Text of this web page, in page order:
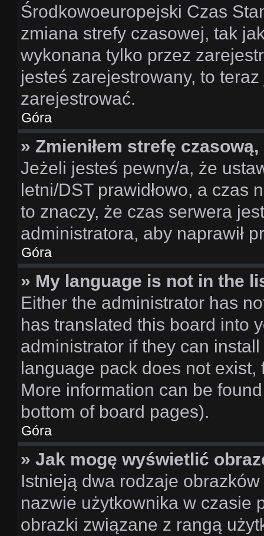
Środkowoeuropejski Czas
zmiana strefy czasowej, tak
wykonana tylko przez
jesteś zarejestrowany, to
zarejestrować.
Góra
» Zmieniłem strefę
Jeżeli jesteś pewny/a, że
letni/DST prawidłowo, a czas
to znaczy, że czas serwera
administratora, aby naprawił
Góra
» My language is not in the
Either the administrator has
has translated this board into
administrator if they can
language pack does not
More information can be
bottom of board pages).
Góra
» Jak mogę wyświetlić
Istnieją dwa rodzaje
nazwie użytkownika w czasie
obrazki związane z rangą